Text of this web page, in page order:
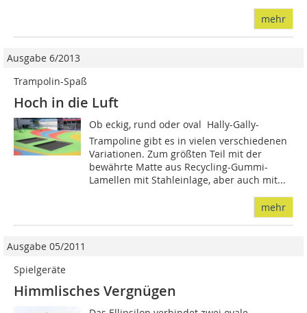
mehr
Ausgabe 6/2013
Trampolin-Spaß
Hoch in die Luft
Ob eckig, rund oder oval  Hally-Gally-
Trampoline gibt es in vielen verschiedenen
Variationen. Zum größten Teil mit der
bewährte Matte aus Recycling-Gummi-
Lamellen mit Stahleinlage, aber auch mit...
mehr
Ausgabe 05/2011
Spielgeräte
Himmlisches Vergnügen